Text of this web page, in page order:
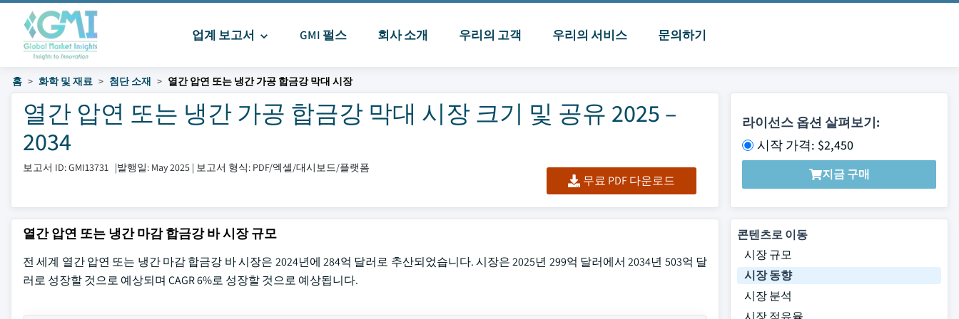
업계 보고서 GMI 펄스 회사 소개 우리의 고객 우리의 서비스 문의하기
홈 화학 및 재료 첨단 소재 열간 압연 또는 냉간 가공 합금강 막대 시장
열간 압연 또는 냉간 가공 합금강 막대 시장 크기 및 공유 2025 –
2034
보고서 ID: GMI13731 |발행일: May 2025 | 보고서 형식: PDF/엑셀/대시보드/플랫폼
무료 PDF 다운로드
라이선스 옵션 살펴보기:
시작 가격: $2,450
지금 구매
열간 압연 또는 냉간 마감 합금강 바 시장 규모
전 세계 열간 압연 또는 냉간 마감 합금강 바 시장은 2024년에 284억 달러로 추산되었습니다. 시장은 2025년 299억 달러에서 2034년 503억 달
러로 성장할 것으로 예상되며 CAGR 6%로 성장할 것으로 예상됩니다.
콘텐츠로 이동
시장 규모
시장 동향
시장 분석